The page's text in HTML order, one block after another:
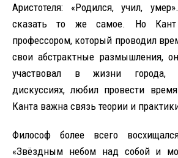
Аристотеля: «Родился, учил,
сказать то же самое. Но
профессором, который проводил
свои абстрактные размышления,
участвовал в жизни города,
дискуссиях, любил провести
Канта важна связь теории и
Философ более всего
«Звёздным небом над собой и